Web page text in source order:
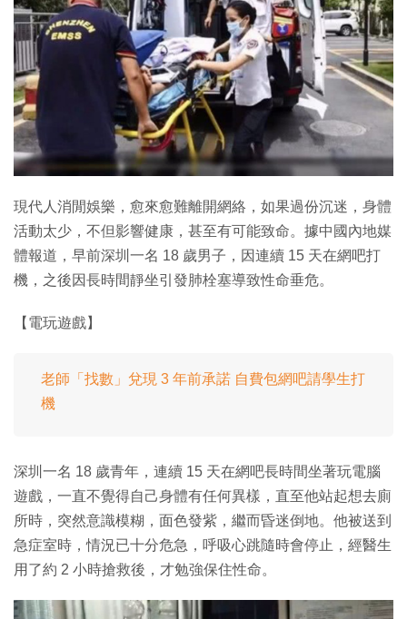
生成式AI與雲端應用
Enterprise Digital Transformation
特集
現代人消閒娛樂，愈來愈難離開網絡，如果過份沉迷，身體
活動太少，不但影響健康，甚至有可能致命。據中國內地媒
體報道，早前深圳一名 18 歲男子，因連續 15 天在網吧打
機，之後因長時間靜坐引發肺栓塞導致性命垂危。
【電玩遊戲】
老師「找數」兌現 3 年前承諾 自費包網吧請學生打
機
深圳一名 18 歲青年，連續 15 天在網吧長時間坐著玩電腦
遊戲，一直不覺得自己身體有任何異樣，直至他站起想去廁
所時，突然意識模糊，面色發紫，繼而昏迷倒地。他被送到
急症室時，情況已十分危急，呼吸心跳隨時會停止，經醫生
用了約 2 小時搶救後，才勉強保住性命。